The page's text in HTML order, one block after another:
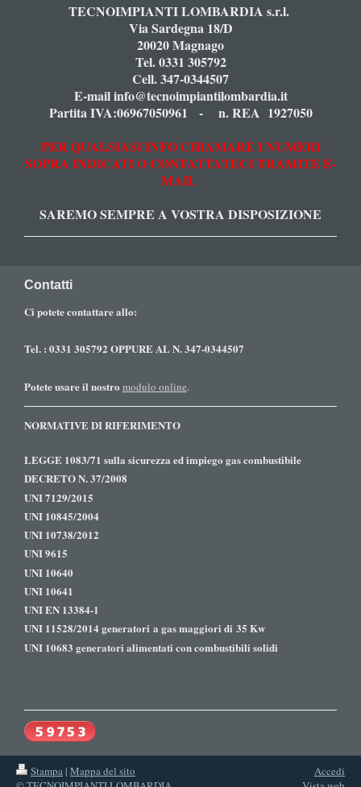
TECNOIMPIANTI LOMBARDIA s.r.l.
Via Sardegna 18/D
20020 Magnago
Tel. 0331 305792
Cell. 347-0344507
E-mail info@tecnoimpiantilombardia.it
Partita IVA:06967050961 - n. REA 1927050
PER QUALSIASI INFO CHIAMARE I NUMERI
SOPRA INDICATI O CONTATTATECI TRAMITE E-
MAIL
SAREMO SEMPRE A VOSTRA DISPOSIZIONE
Contatti
Ci potete contattare allo:
Tel. : 0331 305792 OPPURE AL N. 347-0344507
Potete usare il nostro modulo online.
NORMATIVE DI RIFERIMENTO
LEGGE 1083/71 sulla sicurezza ed impiego gas combustibile
DECRETO N. 37/2008
UNI 7129/2015
UNI 10845/2004
UNI 10738/2012
UNI 9615
UNI 10640
UNI 10641
UNI EN 13384-1
UNI 11528/2014 generatori a gas maggiori di 35 Kw
UNI 10683 generatori alimentati con combustibili solidi
Stampa | Mappa del sito
Accedi